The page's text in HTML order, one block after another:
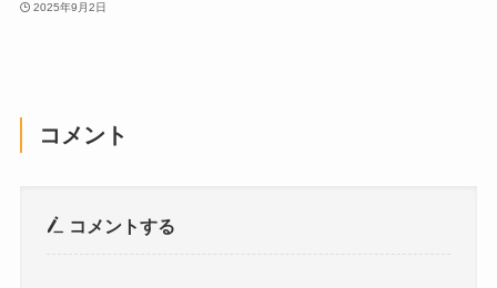
2025年9月2日
コメント
コメントする